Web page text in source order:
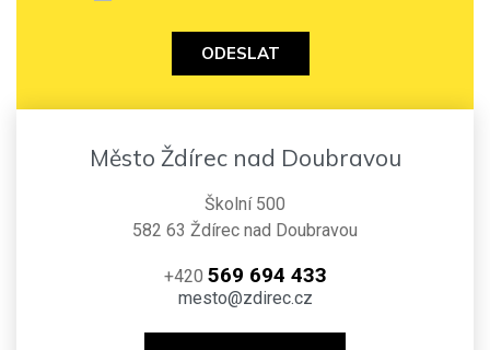
ODESLAT
Město Ždírec nad Doubravou
Školní 500
582 63 Ždírec nad Doubravou
+420 569 694 433
mesto@zdirec.cz